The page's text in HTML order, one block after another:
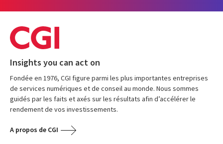
Insights you can act on
Fondée en 1976, CGI figure parmi les plus importantes entreprises
de services numériques et de conseil au monde. Nous sommes
guidés par les faits et axés sur les résultats afin d’accélérer le
rendement de vos investissements.
A propos de CGI